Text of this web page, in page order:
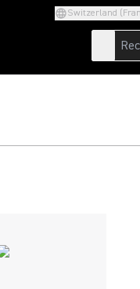
Switzerland